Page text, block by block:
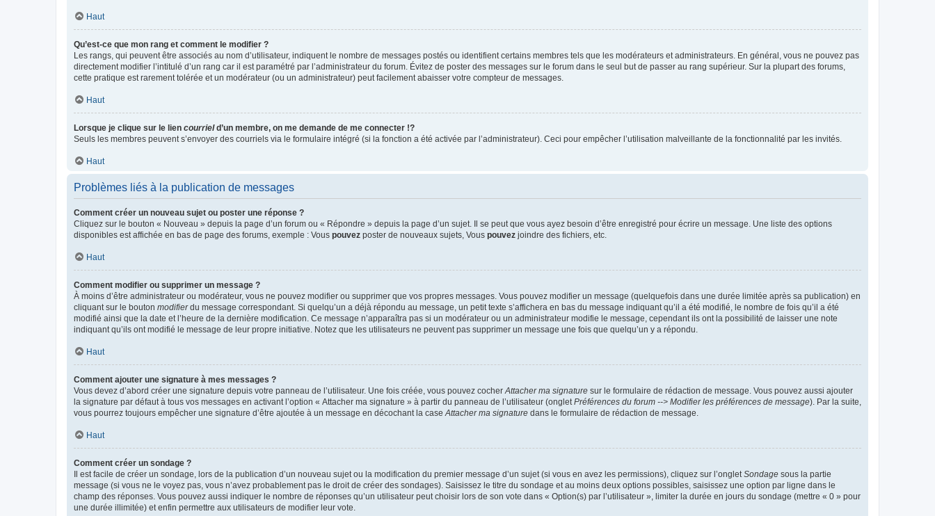
Haut
Qu’est-ce que mon rang et comment le modifier ?
Les rangs, qui peuvent être associés au nom d’utilisateur, indiquent le nombre de messages postés ou identifient certains membres tels que les modérateurs et administrateurs. En général, vous ne pouvez pas
directement modifier l’intitulé d’un rang car il est paramétré par l’administrateur du forum. Évitez de poster des messages sur le forum dans le seul but de passer au rang supérieur. Sur la plupart des forums,
cette pratique est rarement tolérée et un modérateur (ou un administrateur) peut facilement abaisser votre compteur de messages.
Haut
Lorsque je clique sur le lien courrield’un membre, on me demande de me connecter !?
Seuls les membres peuvent s’envoyer des courriels via le formulaire intégré (si la fonction a été activée par l’administrateur). Ceci pour empêcher l’utilisation malveillante de la fonctionnalité par les invités.
Haut
Problèmes liés à la publication de messages
Comment créer un nouveau sujet ou poster une réponse ?
Cliquez sur le bouton « Nouveau » depuis la page d’un forum ou « Répondre » depuis la page d’un sujet. Il se peut que vous ayez besoin d’être enregistré pour écrire un message. Une liste des options
disponibles est affichée en bas de page des forums, exemple : Vous pouvez poster de nouveaux sujets, Vous pouvez joindre des fichiers, etc.
Haut
Comment modifier ou supprimer un message ?
À moins d’être administrateur ou modérateur, vous ne pouvez modifier ou supprimer que vos propres messages. Vous pouvez modifier un message (quelquefois dans une durée limitée après sa publication) en
cliquant sur le bouton modifierdu message correspondant. Si quelqu’un a déjà répondu au message, un petit texte s’affichera en bas du message indiquant qu’il a été modifié, le nombre de fois qu’il a été
modifié ainsi que la date et l’heure de la dernière modification. Ce message n’apparaîtra pas si un modérateur ou un administrateur modifie le message, cependant ils ont la possibilité de laisser une note
indiquant qu’ils ont modifié le message de leur propre initiative. Notez que les utilisateurs ne peuvent pas supprimer un message une fois que quelqu’un y a répondu.
Haut
Comment ajouter une signature à mes messages ?
Vous devez d’abord créer une signature depuis votre panneau de l’utilisateur. Une fois créée, vous pouvez cocher Attacher ma signature sur le formulaire de rédaction de message. Vous pouvez aussi ajouter
la signature par défaut à tous vos messages en activant l’option « Attacher ma signature » à partir du panneau de l’utilisateur (onglet Préférences du forum --> Modifier les préférences de message). Par la suite,
vous pourrez toujours empêcher une signature d’être ajoutée à un message en décochant la case Attacher ma signature dans le formulaire de rédaction de message.
Haut
Comment créer un sondage ?
Il est facile de créer un sondage, lors de la publication d’un nouveau sujet ou la modification du premier message d’un sujet (si vous en avez les permissions), cliquez sur l’onglet Sondage sous la partie
message (si vous ne le voyez pas, vous n’avez probablement pas le droit de créer des sondages). Saisissez le titre du sondage et au moins deux options possibles, saisissez une option par ligne dans le
champ des réponses. Vous pouvez aussi indiquer le nombre de réponses qu’un utilisateur peut choisir lors de son vote dans « Option(s) par l’utilisateur », limiter la durée en jours du sondage (mettre « 0 » pour
une durée illimitée) et enfin permettre aux utilisateurs de modifier leur vote.